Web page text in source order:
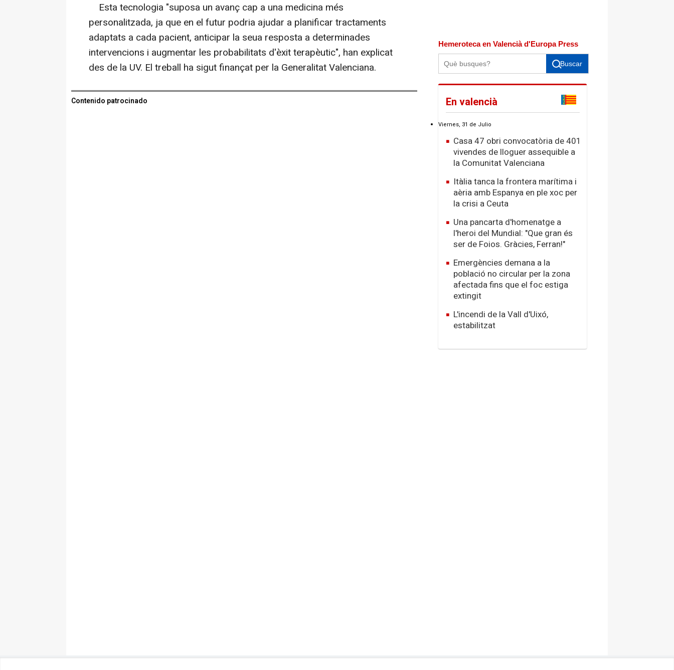
Esta tecnologia "suposa un avanç cap a una medicina més
personalitzada, ja que en el futur podria ajudar a planificar tractaments
adaptats a cada pacient, anticipar la seua resposta a determinades
intervencions i augmentar les probabilitats d'èxit terapèutic", han explicat
des de la UV. El treball ha sigut finançat per la Generalitat Valenciana.
Contenido patrocinado
Hemeroteca en Valencià d'Europa Press
Buscar
En valencià
Viernes, 31 de Julio
Casa 47 obri convocatòria de 401
vivendes de lloguer assequible a
la Comunitat Valenciana
Itàlia tanca la frontera marítima i
aèria amb Espanya en ple xoc per
la crisi a Ceuta
Una pancarta d'homenatge a
l'heroi del Mundial: "Que gran és
ser de Foios. Gràcies, Ferran!"
Emergències demana a la
població no circular per la zona
afectada fins que el foc estiga
extingit
L'incendi de la Vall d'Uixó,
estabilitzat